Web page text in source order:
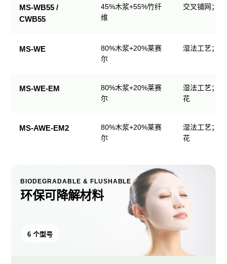
MS-WB55 /
CWB55
45%木浆+55%竹纤
维
交叉铺网；
MS-WE
80%木浆+20%莱赛
尔
湿法工艺；
MS-WE-EM
80%木浆+20%莱赛
尔
湿法工艺；
花
MS-AWE-EM2
80%木浆+20%莱赛
尔
湿法工艺；
花
BIODEGRADABLE & FLUSHABLE
环保可降解材料
6 个型号